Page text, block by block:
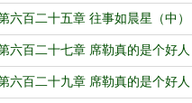
六百二十五章 往事如晨星（中）
六百二十七章 席勒真的是个好人
上）
六百二十九章 席勒真的是个好人